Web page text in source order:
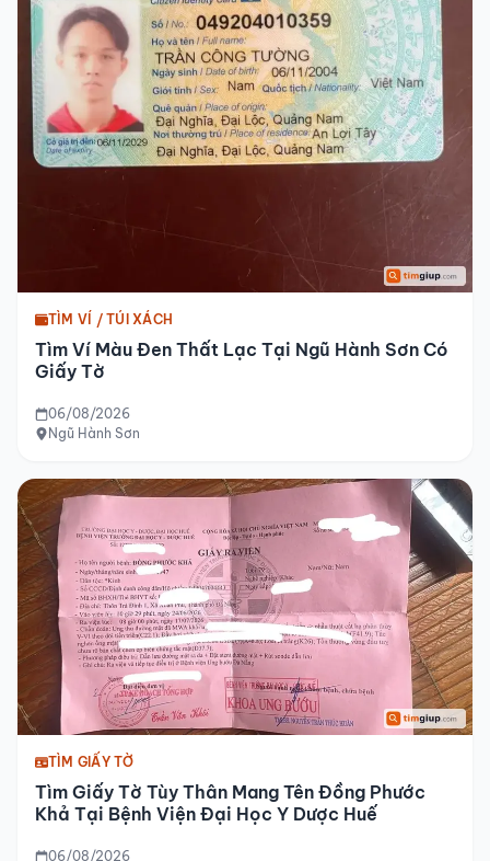
TÌM VÍ / TÚI XÁCH
Tìm Ví Màu Đen Thất Lạc Tại Ngũ Hành Sơn Có
Giấy Tờ
06/08/2026
Ngũ Hành Sơn
TÌM GIẤY TỜ
Tìm Giấy Tờ Tùy Thân Mang Tên Đồng Phước
Khả Tại Bệnh Viện Đại Học Y Dược Huế
06/08/2026